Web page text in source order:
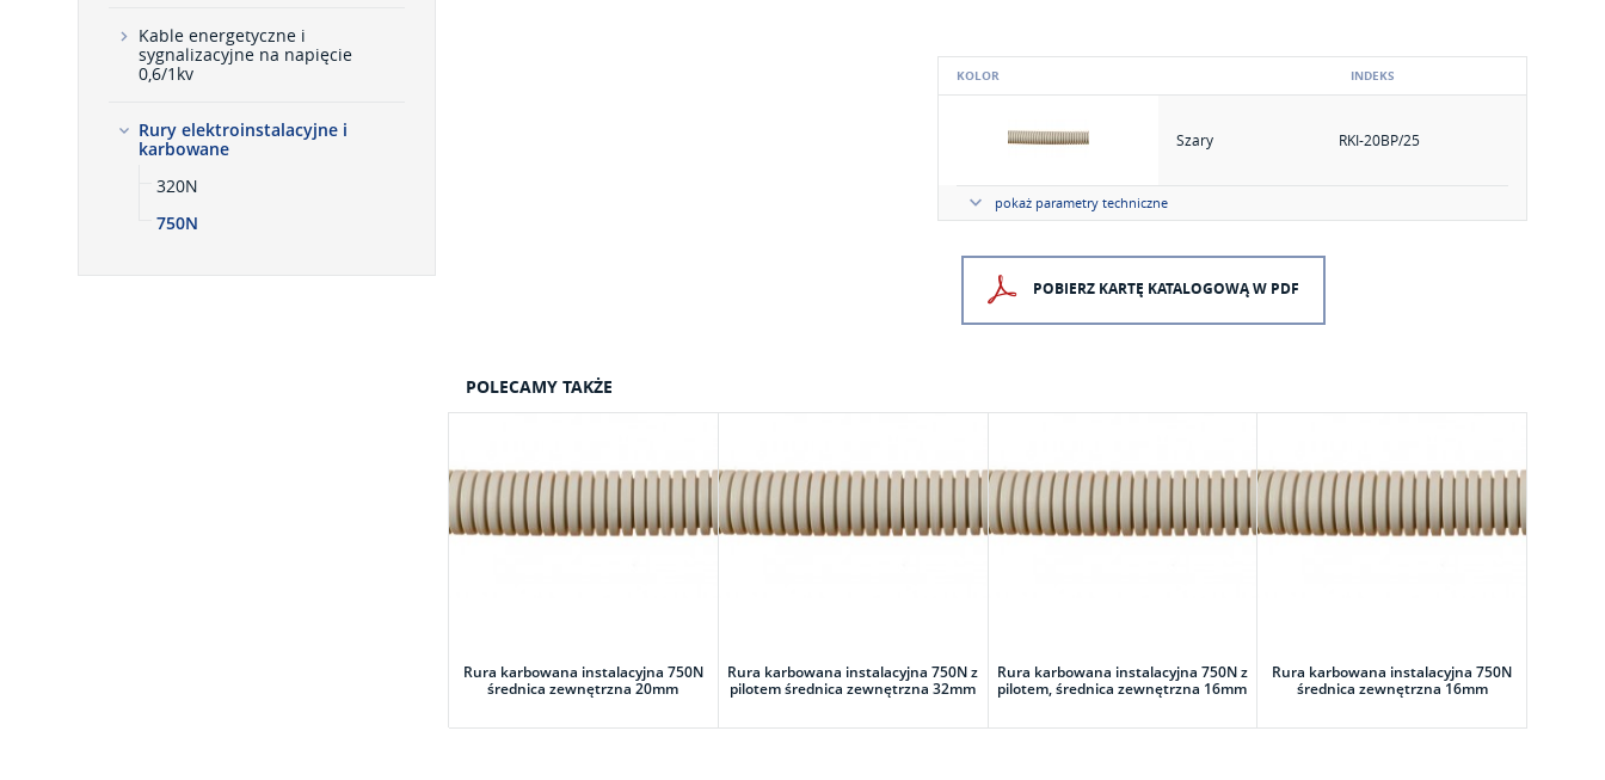
Kable energetyczne i
sygnalizacyjne na napięcie
0,6/1kv
Rury elektroinstalacyjne i
karbowane
320N
750N
KOLOR INDEKS
Szary RKI-20BP/25
pokaż parametry techniczne
POBIERZ KARTĘ KATALOGOWĄ W PDF
POLECAMY TAKŻE
Rura karbowana instalacyjna 750N
średnica zewnętrzna 20mm
Rura karbowana instalacyjna 750N z
pilotem średnica zewnętrzna 32mm
Rura karbowana instalacyjna 750N z
pilotem, średnica zewnętrzna 16mm
Rura karbowana instalacyjna 750N
średnica zewnętrzna 16mm